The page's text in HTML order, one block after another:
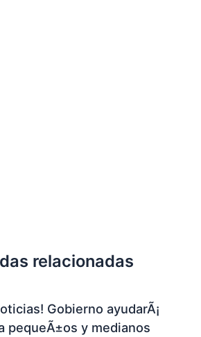
relacionadas
Gobierno ayudarÃ¡
pequeÃ±os y medianos